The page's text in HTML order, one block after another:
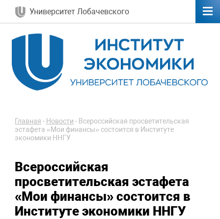
Университет Лобачевского
Главная - Новости - Всероссийская просветительская
эстафета «Мои финансы» состоится в Институте
экономики ННГУ
Всероссийская
просветительская эстафета
«Мои финансы» состоится в
Институте экономики ННГУ